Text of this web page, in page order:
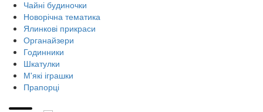
Чайні будиночки
Новорічна тематика
Ялинкові прикраси
Органайзери
Годинники
Шкатулки
М'які іграшки
Прапорці